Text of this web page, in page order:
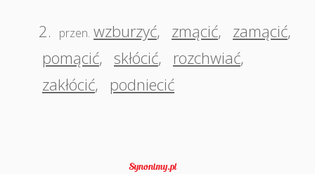
2. przen. wzburzyć, zmącić, zamącić,
pomącić, skłócić, rozchwiać,
zakłócić, podniecić